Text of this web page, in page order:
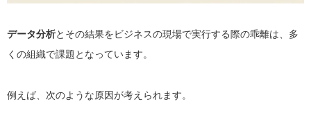
データ分析とその結果をビジネスの現場で実行する際の乖離は、多
くの組織で課題となっています。
例えば、次のような原因が考えられます。